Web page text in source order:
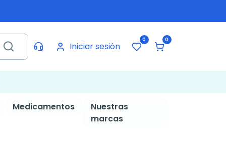
Iniciar sesión
0 0
Medicamentos
Nuestras
marcas